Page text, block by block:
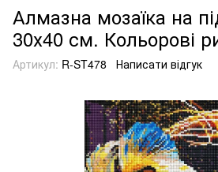
Алмазна мозаїка на
30х40 см. Кольорові
Артикул: R-ST478 Написати відгук